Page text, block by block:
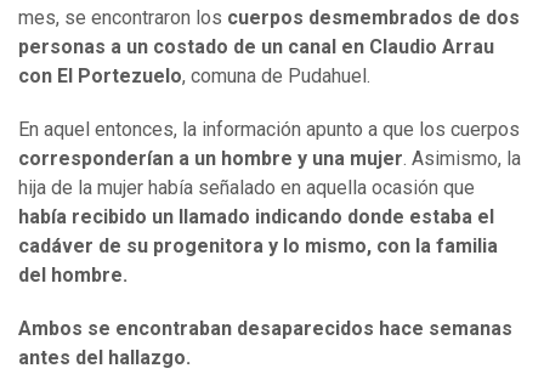
mes, se encontraron los cuerpos desmembrados de dos
personas a un costado de un canal en Claudio Arrau
con El Portezuelo, comuna de Pudahuel.
En aquel entonces, la información apunto a que los cuerpos
corresponderían a un hombre y una mujer . Asimismo, la
hija de la mujer había señalado en aquella ocasión que
había recibido un llamado indicando donde estaba el
cadáver de su progenitora y lo mismo, con la familia
del hombre.
Ambos se encontraban desaparecidos hace semanas
antes del hallazgo.